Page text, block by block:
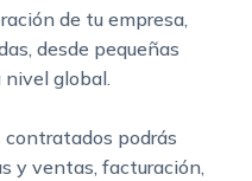
de tu empresa,
desde pequeñas
nivel global.
contratados podrás
y ventas, facturación,